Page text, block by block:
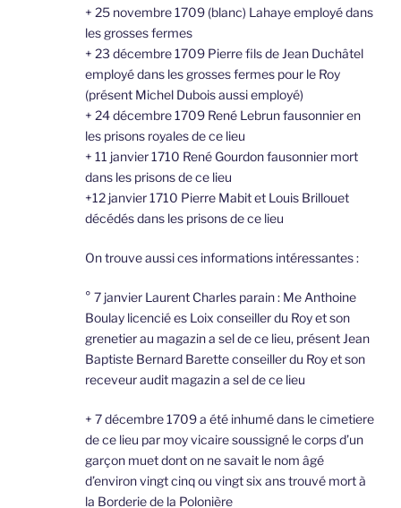
+ 25 novembre 1709 (blanc) Lahaye employé dans
les grosses fermes
+ 23 décembre 1709 Pierre fils de Jean Duchâtel
employé dans les grosses fermes pour le Roy
(présent Michel Dubois aussi employé)
+ 24 décembre 1709 René Lebrun fausonnier en
les prisons royales de ce lieu
+ 11 janvier 1710 René Gourdon fausonnier mort
dans les prisons de ce lieu
+12 janvier 1710 Pierre Mabit et Louis Brillouet
décédés dans les prisons de ce lieu
On trouve aussi ces informations intéressantes :
° 7 janvier Laurent Charles parain : Me Anthoine
Boulay licencié es Loix conseiller du Roy et son
grenetier au magazin a sel de ce lieu, présent Jean
Baptiste Bernard Barette conseiller du Roy et son
receveur audit magazin a sel de ce lieu
+ 7 décembre 1709 a été inhumé dans le cimetiere
de ce lieu par moy vicaire soussigné le corps d’un
garçon muet dont on ne savait le nom âgé
d’environ vingt cinq ou vingt six ans trouvé mort à
la Borderie de la Polonière